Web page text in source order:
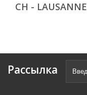
CH - LAUSANNE
Рассылка